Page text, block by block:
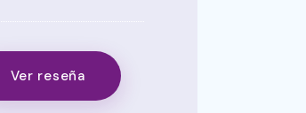
Ver reseña